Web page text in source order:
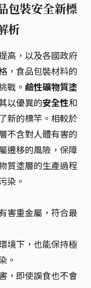
包裝安全新標
析
高，以及各國政府
，食品包裝材料的
戰。 鹼性礦物質塗
以優異的安全性和
新的標竿。相較於
不含對人體有害的
遷移的風險，保障
質塗層的生產過程
染。
害重金屬，符合最
境下，也能保持極
。
，即使誤食也不會